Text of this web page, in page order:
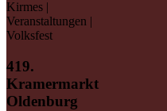
Kirmes |
Veranstaltungen |
Volksfest
419.
Kramermarkt
Oldenburg